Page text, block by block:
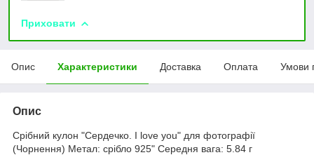
Приховати
Опис Характеристики Доставка Оплата Умови
Опис
Срібний кулон "Сердечко. I love you" для фотографії
(Чорнення) Метал: срібло 925" Середня вага: 5.84 г